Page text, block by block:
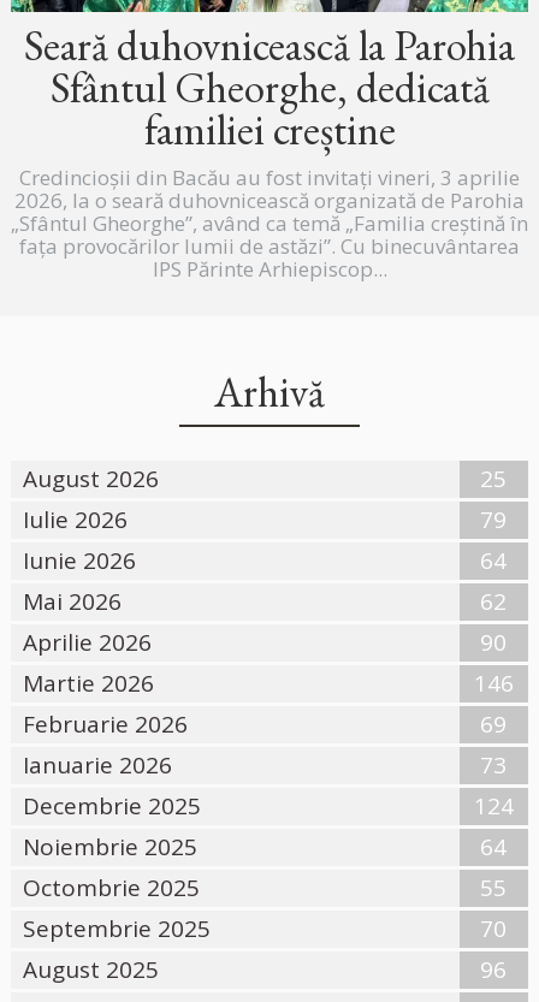
Seară duhovnicească la Parohia
Sfântul Gheorghe, dedicată
familiei creștine
Credincioșii din Bacău au fost invitați vineri, 3 aprilie
2026, la o seară duhovnicească organizată de Parohia
„Sfântul Gheorghe”, având ca temă „Familia creștină în
fața provocărilor lumii de astăzi”. Cu binecuvântarea
IPS Părinte Arhiepiscop...
Arhivă
August 2026
25
Iulie 2026
79
Iunie 2026
64
Mai 2026
62
Aprilie 2026
90
Martie 2026
146
Februarie 2026
69
Ianuarie 2026
73
Decembrie 2025
124
Noiembrie 2025
64
Octombrie 2025
55
Septembrie 2025
70
August 2025
96